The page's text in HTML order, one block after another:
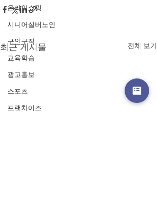
온라인쇼핑
시니어실버노인
구인구직
교육학습
광고홍보
스포츠
프랜차이즈
최근 게시물 전체 보기